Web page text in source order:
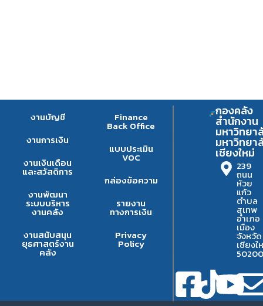
งานบัญชี
งานการเงิน
งานเงินเดือน
และสวัสดิการ
งานพัฒนา
ระบบบริหาร
งานคลัง
งานสนับสนุน
ยุธศาสตร์งาน
คลัง
Finance
Back Office
แบบประเมิน
VOC
กล่องข้อความ
รายงาน
ทางการเงิน
Privacy
Policy
กองคลัง
สำนักงาน
มหาวิทยา
มหาวิทยา
เชียงใหม่
239
ถนน
ห้วย
แก้ว
ตำบล
สุเทพ
อำเภอ
เมือง
จังหวัด
เชียงใ
50200